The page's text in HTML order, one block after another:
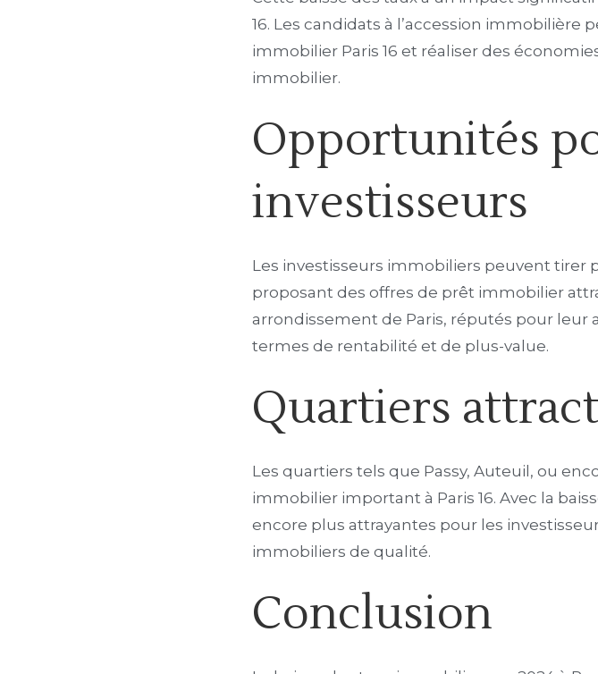
16. Les candidats à l’accession
immobilier Paris 16 et réaliser des
immobilier.
Opportunités
investisseurs
Les investisseurs immobiliers peuvent tirer
proposant des offres de prêt immobilier
arrondissement de Paris, réputés pour leur
termes de rentabilité et de plus-value.
Quartiers
Les quartiers tels que Passy, Auteuil, ou
immobilier important à Paris 16. Avec la
encore plus attrayantes pour les
immobiliers de qualité.
Conclusion